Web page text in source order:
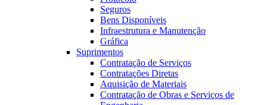
Seguros
Bens Disponíveis
Infraestrutura e Manutenção
Gráfica
Suprimentos
Contratação de Serviços
Contratações Diretas
Aquisição de Materiais
Contratação de Obras e Serviços de